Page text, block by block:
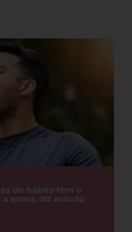
de hábito têm o
asma, diz estudo